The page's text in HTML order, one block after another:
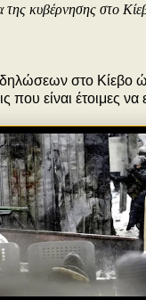
της κυβέρνησης στο
στο Κίεβο
που είναι έτοιμες